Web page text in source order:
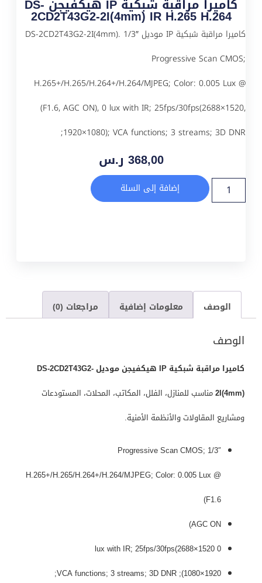
كاميرا مراقبة شبكية IP هيكفيجن DS-
2CD2T43G2-2I(4mm) IR H.265 H.264
كاميرا مراقبة شبكية IP موديل DS-2CD2T43G2-2I(4mm). 1/3″
Progressive Scan CMOS;
H.265+/H.265/H.264+/H.264/MJPEG; Color: 0.005 Lux @
(F1.6, AGC ON), 0 lux with IR; 25fps/30fps(2688×1520,
1920×1080); VCA functions; 3 streams; 3D DNR;
368,00 ر.س
إضافة إلى السلة
الوصف معلومات إضافية مراجعات (0)
الوصف
كاميرا مراقبة شبكية IP هيكفيجن موديل DS-2CD2T43G2-
2I(4mm)مناسب للمنازل، الفلل، المكاتب، المحلات، المستودعات
ومشاريع المقاولات والأنظمة الأمنية.
1/3″ Progressive Scan CMOS;
H.265+/H.265/H.264+/H.264/MJPEG; Color: 0.005 Lux @
(F1.6
AGC ON)
0 lux with IR; 25fps/30fps(2688×1520
1920×1080); VCA functions; 3 streams; 3D DNR;